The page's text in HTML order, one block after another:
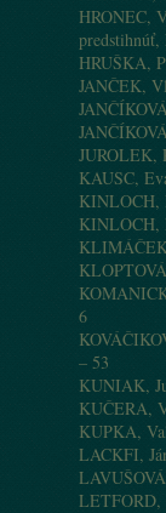
HRONEC,
HRUŠKA,
JANČEK,
JUROLEK,
KAUSC,
KINLOCH,
KINLOCH,
6
– 53
KUNIAK,
KUČERA,
KUPKA,
LACKFI,
LETFORD,